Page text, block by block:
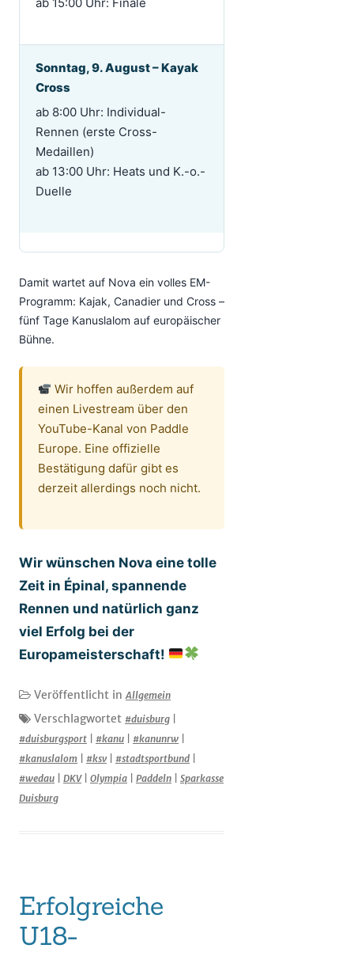
Sonntag, 9. August – Kayak
Cross
ab 8:00 Uhr: Individual-
Rennen (erste Cross-
Medaillen)
ab 13:00 Uhr: Heats und K.-o.-
Duelle
Damit wartet auf Nova ein volles EM-
Programm: Kajak, Canadier und Cross –
fünf Tage Kanuslalom auf europäischer
Bühne.
Wir hoffen außerdem auf
einen Livestream über den
YouTube-Kanal von Paddle
Europe. Eine offizielle
Bestätigung dafür gibt es
derzeit allerdings noch nicht.
Wir wünschen Nova eine tolle
Zeit in Épinal, spannende
Rennen und natürlich ganz
viel Erfolg bei der
Europameisterschaft!
Veröffentlicht inAllgemein
Verschlagwortet #duisburg
#duisburgsport
#kanu #kanunrw
#kanuslalom
#ksv #stadtsportbund
#wedau
DKV| Olympia Paddeln
Sparkasse
Duisburg
Erfolgreiche
U18-